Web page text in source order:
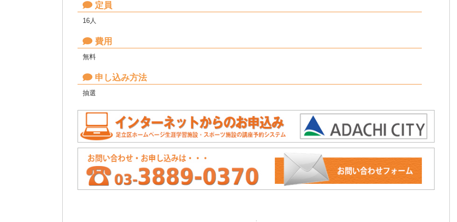
定員
16人
費用
無料
申し込み方法
抽選